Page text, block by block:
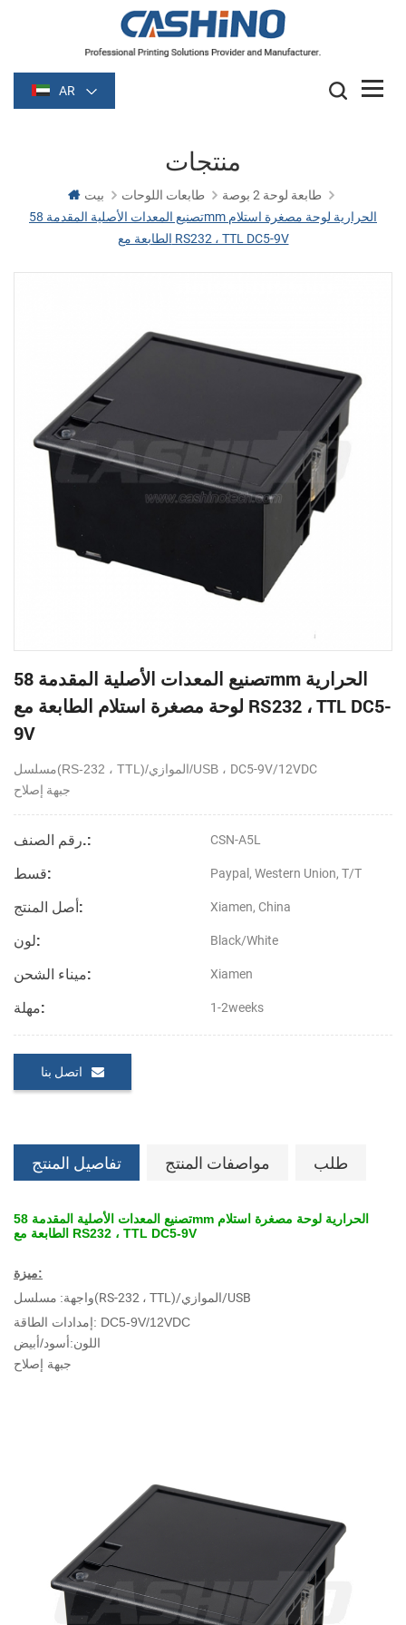
AR
منتجات
بيت طابعات اللوحات
طابعة لوحة 2 بوصة
تصنيع المعدات الأصلية المقدمة 58mm الحرارية لوحة مصغرة استلام
الطابعة مع RS232 ، TTL DC5-9V
تصنيع المعدات الأصلية المقدمة 58mm الحرارية
لوحة مصغرة استلام الطابعة مع RS232 ، TTL DC5-
9V
مسلسل(RS-232 ، TTL)/الموازي/USB ، DC5-9V/12VDC
جبهة إصلاح
رقم الصنف.: CSN-A5L
قسط: Paypal, Western Union, T/T
أصل المنتج: Xiamen, China
لون: Black/White
ميناء الشحن: Xiamen
مهلة: 1-2weeks
اتصل بنا
تفاصيل المنتج مواصفات المنتج طلب
تصنيع المعدات الأصلية المقدمة 58mm الحرارية لوحة مصغرة استلام
الطابعة مع RS232 ، TTL DC5-9V
ميزة:
واجهة:
مسلسل(RS-232 ، TTL)/الموازي/USB
إمدادات الطاقة: DC5-9V/12VDC
اللون:أسود/أبيض
جبهة إصلاح